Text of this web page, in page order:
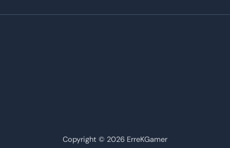
Copyright © 2026 ErreKGamer